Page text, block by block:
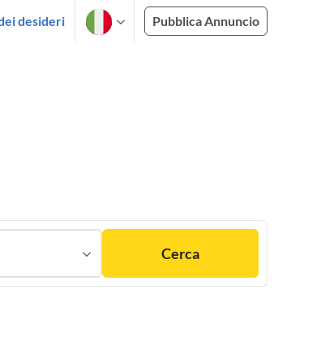
desideri Pubblica Annuncio
Cerca